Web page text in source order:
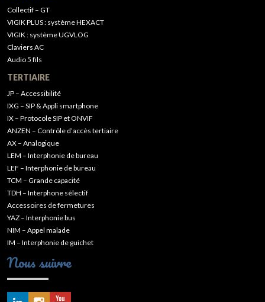
Collectif – GT
VIGIK PLUS : système HEXACT
VIGIK : système UGVLOG
Claviers AC
Audio 5 fils
TERTIAIRE
JP – Accessibilité
IXG – SIP & Appli smartphone
IX – Protocole SIP et ONVIF
ANZEN – Contrôle d’accès tertiaire
AX – Analogique
LEM – Interphonie de bureau
LEF – Interphonie de bureau
TCM – Grande capacité
TDH – Interphone sélectif
Accessoires de fermetures
YAZ – Interphonie bus
NIM – Appel malade
IM – Interphonie de guichet
Nous suivre